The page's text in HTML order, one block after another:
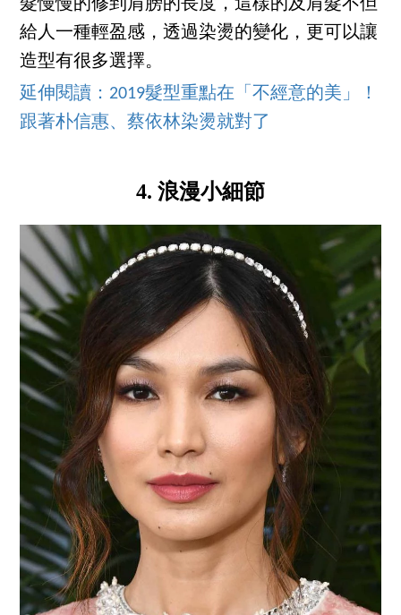
髮慢慢的修到肩膀的長度，這樣的及肩髮不但
給人一種輕盈感，透過染燙的變化，更可以讓
造型有很多選擇。
延伸閱讀：2019髮型重點在「不經意的美」！
跟著朴信惠、蔡依林染燙就對了
4. 浪漫小細節